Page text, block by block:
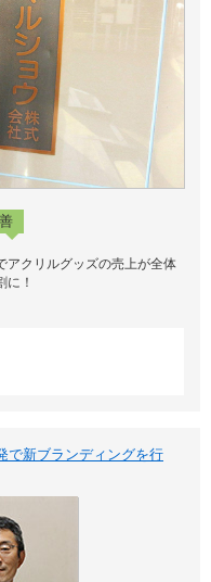
アクリルグッズの売上が全体
に！
で新ブランディングを行